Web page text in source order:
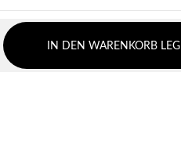
IN DEN WARENKORB